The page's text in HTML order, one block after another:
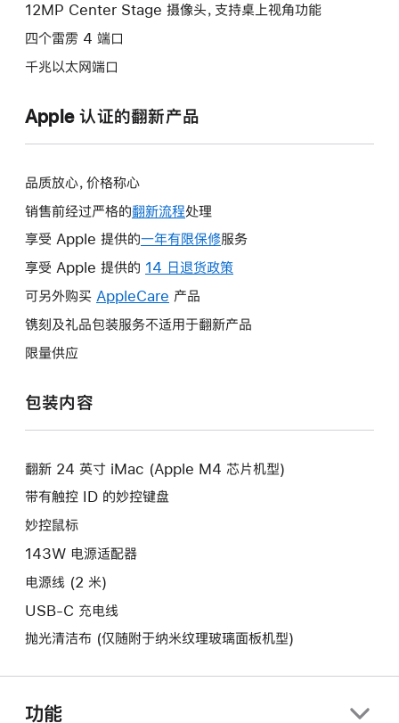
12MP Center Stage 摄像头，支持桌上视角功能
四个雷雳 4 端口
千兆以太网端口
Apple 认证的翻新产品
品质放心，价格称心
销售前经过严格的翻新流程处理
享受 Apple 提供的一年有限保修此
操
打
服务
享受 Apple 提供的 14 日退货政策
将
口。
可另外购买 AppleCare 此
操
新
窗
产品
镌刻及礼品包装服务不适用于翻新产品
限量供应
包装内容
翻新 24 英寸 iMac (Apple M4 芯片机型)
带有触控 ID 的妙控键盘
妙控鼠标
143W 电源适配器
电源线 (2 米)
USB-C 充电线
抛光清洁布 (仅随附于纳米纹理玻璃面板机型)
功能